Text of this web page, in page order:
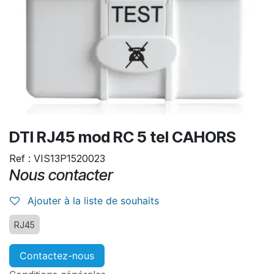
DTI RJ45 mod RC 5 tel CAHORS
Ref : VIS13P1520023
Nous contacter
Ajouter à la liste de souhaits
RJ45
Contactez-nous